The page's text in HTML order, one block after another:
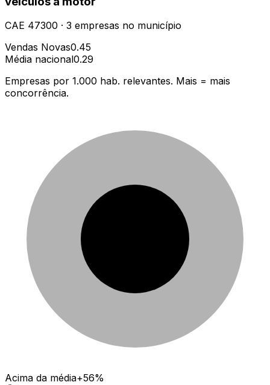
CAE 47300 · 3 empresas no município
Vendas Novas0.45
Média nacional0.29
Empresas por 1.000 hab. relevantes. Mais = mais
concorrência.
Acima da média+56%